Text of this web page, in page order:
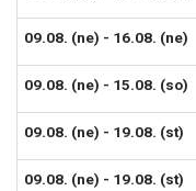
09.08. (ne) - 16.08. (ne)
09.08. (ne) - 15.08. (so)
09.08. (ne) - 19.08. (st)
09.08. (ne) - 19.08. (st)